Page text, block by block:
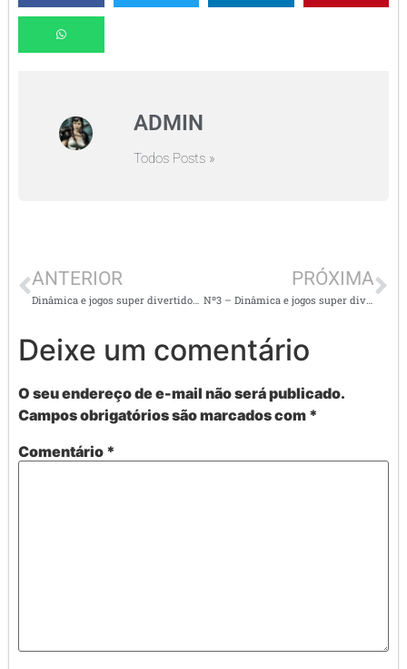
ADMIN
Todos Posts »
ANTERIOR
Dinâmica e jogos super divertidos – volta às aulas.
PRÓXIMA
Nº3 – Dinâmica e jogos super divertidos – volta às aulas.
Deixe um comentário
O seu endereço de e-mail não será publicado.
Campos obrigatórios são marcados com *
Comentário *